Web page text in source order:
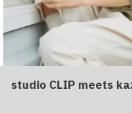
studio CLIP meets